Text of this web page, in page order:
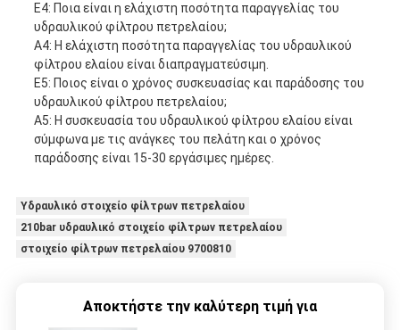
Ε4: Ποια είναι η ελάχιστη ποσότητα παραγγελίας του
υδραυλικού φίλτρου πετρελαίου;
Α4: Η ελάχιστη ποσότητα παραγγελίας του υδραυλικού
φίλτρου ελαίου είναι διαπραγματεύσιμη.
Ε5: Ποιος είναι ο χρόνος συσκευασίας και παράδοσης του
υδραυλικού φίλτρου πετρελαίου;
Α5: Η συσκευασία του υδραυλικού φίλτρου ελαίου είναι
σύμφωνα με τις ανάγκες του πελάτη και ο χρόνος
παράδοσης είναι 15-30 εργάσιμες ημέρες.
Υδραυλικό στοιχείο φίλτρων πετρελαίου
210bar υδραυλικό στοιχείο φίλτρων πετρελαίου
στοιχείο φίλτρων πετρελαίου 9700810
Αποκτήστε την καλύτερη τιμή για